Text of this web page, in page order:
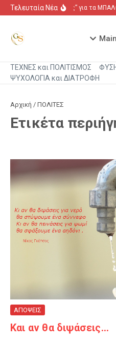
Μετάβαση στο περιεχόμενο
Τελευταία Νέα“Πόλεμος” για τα
ΤΕΧΝΕΣ και ΠΟΛΙΤΙΣΜΟΣ
ΨΥΧΟΛΟΓΙΑ και ΔΙΑΤΡΟΦΗ
Αρχική / ΠΟΛΙΤΕΣ
Ετικέτα
ΑΠΟΨΕΙΣ
Και αν θα διψάσεις…